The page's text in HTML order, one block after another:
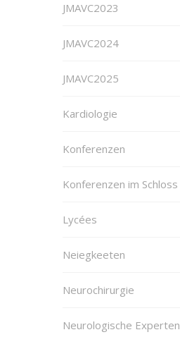
JMAVC2023
JMAVC2024
JMAVC2025
Kardiologie
Konferenzen
Konferenzen im Schloss
Lycées
Neiegkeeten
Neurochirurgie
Neurologische Experten